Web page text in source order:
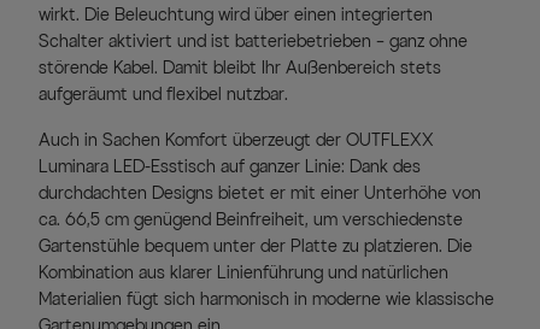
wirkt. Die Beleuchtung wird über einen integrierten
Schalter aktiviert und ist batteriebetrieben – ganz ohne
störende Kabel. Damit bleibt Ihr Außenbereich stets
aufgeräumt und flexibel nutzbar.
Auch in Sachen Komfort überzeugt der OUTFLEXX
Luminara LED-Esstisch auf ganzer Linie: Dank des
durchdachten Designs bietet er mit einer Unterhöhe von
ca. 66,5 cm genügend Beinfreiheit, um verschiedenste
Gartenstühle bequem unter der Platte zu platzieren. Die
Kombination aus klarer Linienführung und natürlichen
Materialien fügt sich harmonisch in moderne wie klassische